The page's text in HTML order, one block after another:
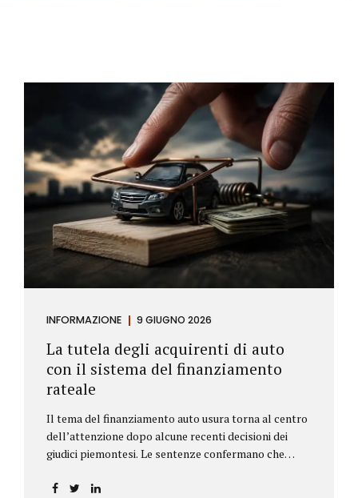
INFORMAZIONE 9 GIUGNO 2026
La tutela degli acquirenti di auto
con il sistema del finanziamento
rateale
Il tema del finanziamento auto usura torna al centro
dell’attenzione dopo alcune recenti decisioni dei
giudici piemontesi. Le sentenze confermano che
incidere sul calcolo del tasso effettivo e aprire la